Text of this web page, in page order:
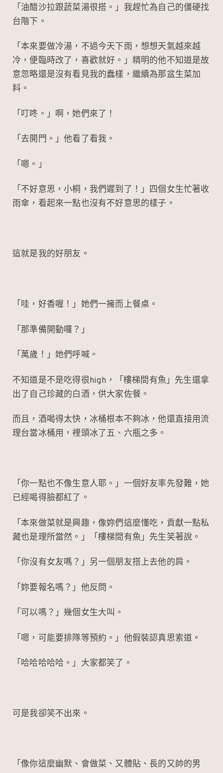
「油醋沙拉跟蔬菜湯很搭。」我趕忙為自己的僵硬找
台階下。
「本來要做冷湯，不過今天下雨，想想天氣越來越
冷，便臨時改了，喜歡就好。」精明的他不知道是故
意忽略還是沒有看見我的蠢樣，繼續為那盆生菜加
料。
「叮咚。」啊，她們來了！
「去開門。」他看了看我。
「嗯。」
「不好意思，小桐，我們遲到了！」四個女生忙著收
雨傘，看起來一點也沒有不好意思的樣子。
這就是我的好朋友。
「哇，好香喔！」她們一擁而上餐桌。
「那準備開動囉？」
「萬歲！」她們呼喊。
不知道是不是吃得很high，「樓梯間有魚」先生還拿
出了自己珍藏的白酒，供大家佐餐。
而且，酒喝得太快，冰桶根本不夠冰，他還直接用流
理台當冰桶用，裡頭冰了五、六瓶之多。
「你一點也不像生意人耶。」一個好友率先發難，她
已經喝得臉都紅了。
「本來做菜就是興趣，像妳們這麼懂吃，貢獻一點私
藏也是理所當然。」「樓梯間有魚」先生笑著說。
「你沒有女友嗎？」另一個朋友搭上去他的肩。
「妳要報名嗎？」他反問。
「可以嗎？」幾個女生大叫。
「嗯，可能要排隊等預約。」他假裝認真思索道。
「哈哈哈哈哈。」大家都笑了。
可是我卻笑不出來。
「像你這麼幽默、會做菜、又體貼、長的又帥的男